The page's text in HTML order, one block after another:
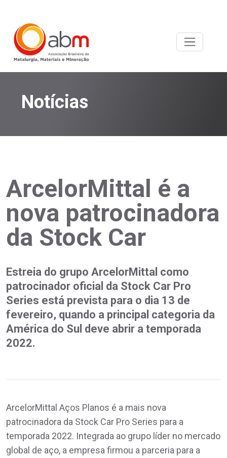
Notícias
ArcelorMittal é a
nova patrocinadora
da Stock Car
Estreia do grupo ArcelorMittal como
patrocinador oficial da Stock Car Pro
Series está prevista para o dia 13 de
fevereiro, quando a principal categoria da
América do Sul deve abrir a temporada
2022.
ArcelorMittal Aços Planos é a mais nova
patrocinadora da Stock Car Pro Series para a
temporada 2022. Integrada ao grupo líder no mercado
global de aço, a empresa firmou a parceria para a